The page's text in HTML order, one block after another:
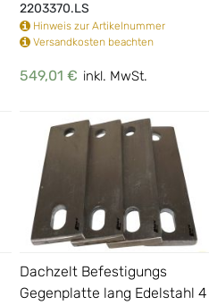
2203370.LS
Hinweis zur Artikelnummer
Versandkosten beachten
549,01 € inkl. MwSt.
Dachzelt Befestigungs
Gegenplatte lang Edelstahl 4